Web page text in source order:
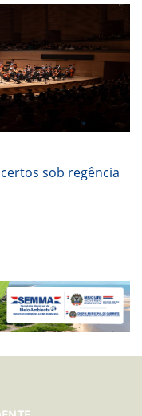
sob regência